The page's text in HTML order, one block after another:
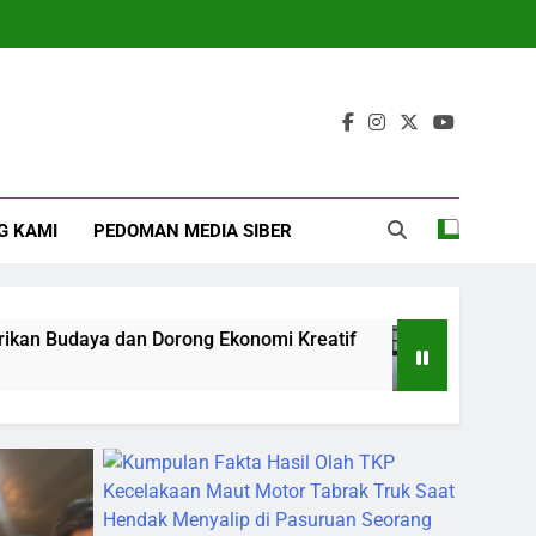
KAMI PEDOMAN MEDIA SIBER
Ekonomi Kreatif Tragis! Pencari
6 Months Ago